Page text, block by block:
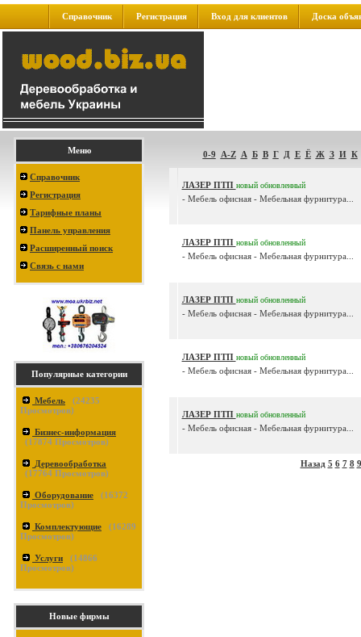
Справочник Регистрация Вход для клиентов Доска
Меню
Справочник
Регистрация
Тарифные планы
Панель управления
Расширенный поиск
Связь с нами
Популярные категории
Мебель (24235
Просмотров)
Бизнес-информация
(17874 Просмотров)
Деревообработка
(17764 Просмотров)
Оборудование (16372
Просмотров)
Комплектующие (16289
Просмотров)
Услуги (14866
Просмотров)
Новые фирмы
0-9 A-Z А Б В Г Д Е Ё Ж З И К
ЛАЗЕР ПТП новый обновленный
- Мебель офисная - Мебельная фурнитура...
ЛАЗЕР ПТП новый обновленный
- Мебель офисная - Мебельная фурнитура...
ЛАЗЕР ПТП новый обновленный
- Мебель офисная - Мебельная фурнитура...
ЛАЗЕР ПТП новый обновленный
- Мебель офисная - Мебельная фурнитура...
ЛАЗЕР ПТП новый обновленный
- Мебель офисная - Мебельная фурнитура...
Назад 5 6 7 8 9